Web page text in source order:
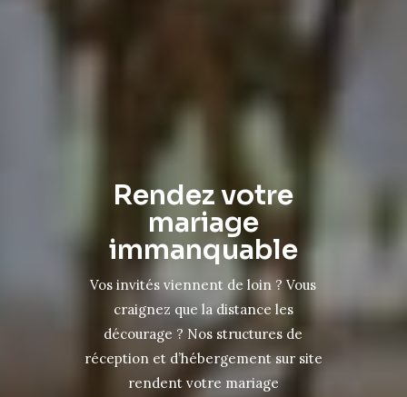
Rendez votre
mariage
immanquable
Vos invités viennent de loin ? Vous
craignez que la distance les
décourage ? Nos structures de
réception et d’hébergement sur site
rendent votre mariage